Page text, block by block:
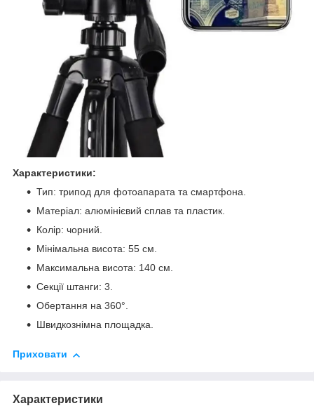
Характеристики:
Тип: трипод для фотоапарата та смартфона.
Матеріал: алюмінієвий сплав та пластик.
Колір: чорний.
Мінімальна висота: 55 см.
Максимальна висота: 140 см.
Секції штанги: 3.
Обертання на 360°.
Швидкознімна площадка.
Приховати
Характеристики